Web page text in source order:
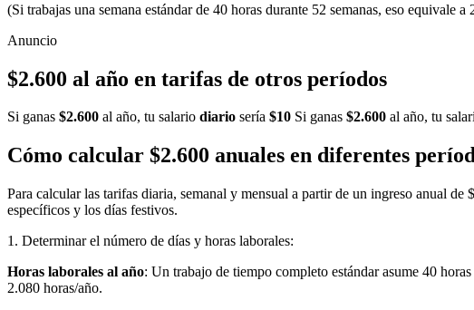
(Si trabajas una semana estándar de 40 horas durante 52 semanas, eso
$2.600 al año en tarifas de otros períodos
Si ganas $2.600 al año, tu salario diario sería $10 Si ganas $2.600 al año, tu
Cómo calcular $2.600 anuales en diferentes
Para calcular las tarifas diaria, semanal y mensual a partir de un ingreso anual
específicos y los días festivos.
1. Determinar el número de días y horas laborales:
Horas laborales al año: Un trabajo de tiempo completo estándar asume 40
2.080 horas/año.